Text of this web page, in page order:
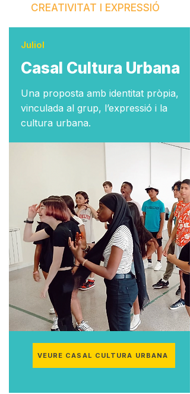
CREATIVITAT I EXPRESSIÓ
Juliol
Casal Cultura Urbana
Una proposta amb identitat pròpia,
vinculada al grup, l’expressió i la
cultura urbana.
VEURE CASAL CULTURA URBANA